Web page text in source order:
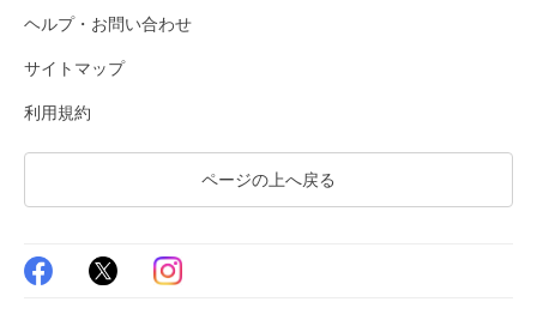
ヘルプ・お問い合わせ
サイトマップ
利用規約
ページの上へ戻る